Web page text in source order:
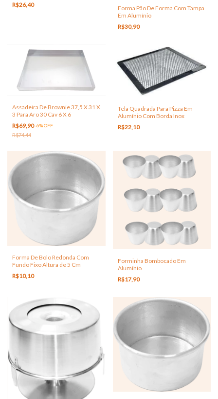
R$26,40
Forma Pão De Forma Com Tampa
Em Alumínio
R$30,90
Assadeira De Brownie 37,5 X 31 X
3 Para Aro 30 Cav 6 X 6
R$69,90-6%OFF
R$74,44
Tela Quadrada Para Pizza Em
Alumínio Com Borda Inox
R$22,10
Forma De Bolo Redonda Com
Fundo Fixo Altura de 5 Cm
R$10,10
Forminha Bombocado Em
Alumínio
R$17,90